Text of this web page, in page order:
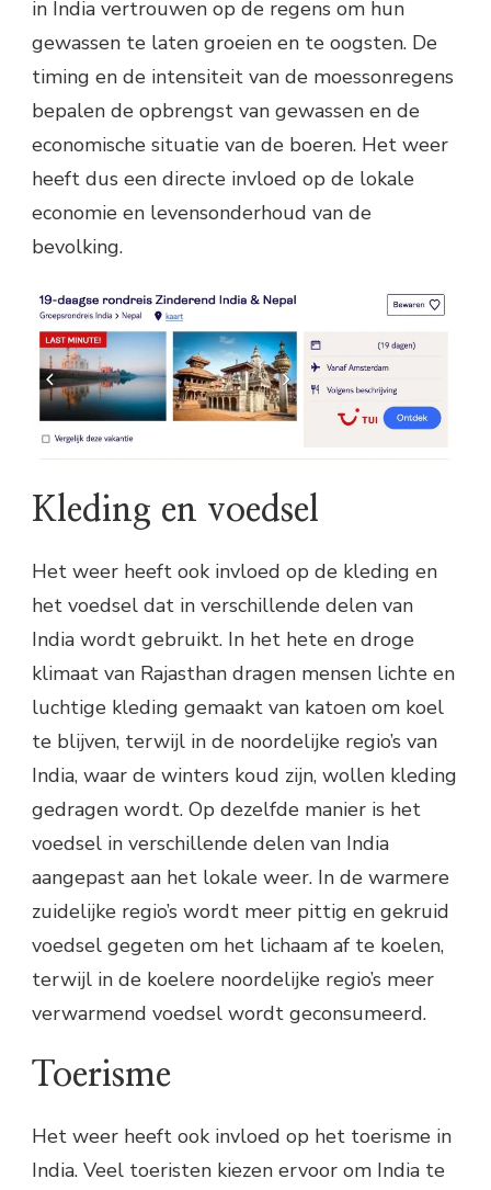
in India vertrouwen op de regens om hun
gewassen te laten groeien en te oogsten. De
timing en de intensiteit van de moessonregens
bepalen de opbrengst van gewassen en de
economische situatie van de boeren. Het weer
heeft dus een directe invloed op de lokale
economie en levensonderhoud van de
bevolking.
Kleding en voedsel
Het weer heeft ook invloed op de kleding en
het voedsel dat in verschillende delen van
India wordt gebruikt. In het hete en droge
klimaat van Rajasthan dragen mensen lichte en
luchtige kleding gemaakt van katoen om koel
te blijven, terwijl in de noordelijke regio’s van
India, waar de winters koud zijn, wollen kleding
gedragen wordt. Op dezelfde manier is het
voedsel in verschillende delen van India
aangepast aan het lokale weer. In de warmere
zuidelijke regio’s wordt meer pittig en gekruid
voedsel gegeten om het lichaam af te koelen,
terwijl in de koelere noordelijke regio’s meer
verwarmend voedsel wordt geconsumeerd.
Toerisme
Het weer heeft ook invloed op het toerisme in
India. Veel toeristen kiezen ervoor om India te